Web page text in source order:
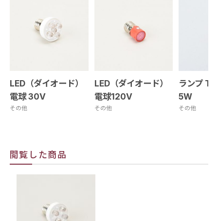
LED（ダイオード）
電球 30V
その他
LED（ダイオード）
電球120V
その他
ランプ
5W
その他
閲覧した商品